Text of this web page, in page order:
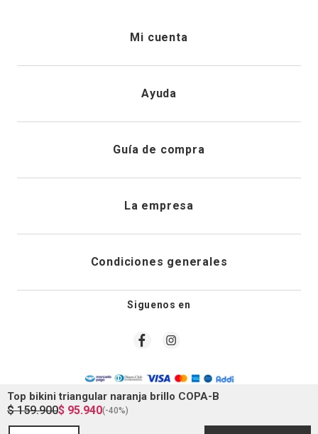
Top bikini triangular naranja brillo COPA-B
$ 159.900$ 95.940(-40%)
Mi cuenta
Registrarme
Historial de pedidos
Ayuda
Envíanos un email
Cambios, devoluciones y desistimiento
Guía de compra
Cuidado de prendas
La empresa
Tiendas
Newsletter
Condiciones generales
Aviso legal
Condiciones generales de compra
Política de privacidad
Siguenos en